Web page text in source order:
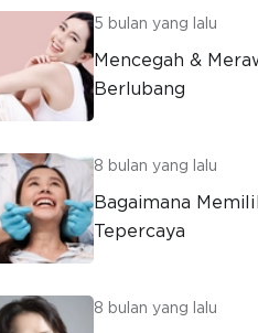
5 bulan yang lalu
Mencegah &
Berlubang
8 bulan yang lalu
Bagaimana
Tepercaya
8 bulan yang lalu